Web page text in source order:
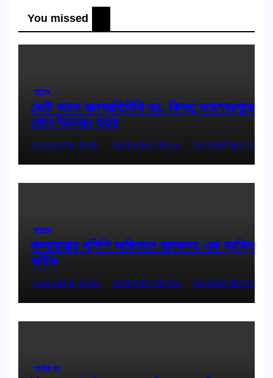
You missed
কালিগঞ্জ
ভোট আসে জনপ্রতিনিধি হয়, কিন্তু মহেশ্বরপুরের
কোন উন্নয়ন হয়না
AUGUST 6, 2026 SATKHIRA TIMES NO COMMENTS
কলারোয়া
কলারোয়ায় পুলিশি অভিযানে মাদকসহ এক ব্যক্তি
আটক
AUGUST 6, 2026 SATKHIRA TIMES NO COMMENTS
সাতক্ষীরা সদর